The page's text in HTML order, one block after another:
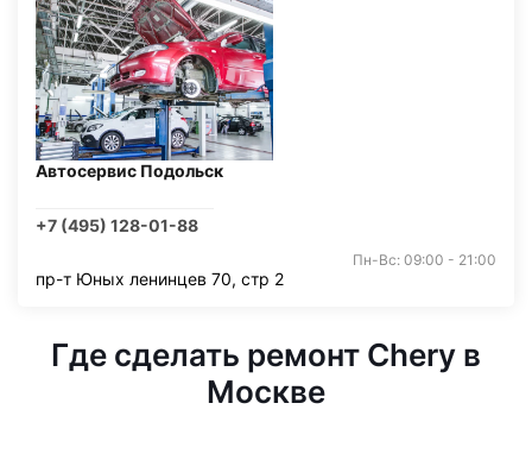
Автосервис Подольск
+7 (495) 128-01-88
Пн-Вс: 09:00 - 21:00
пр-т Юных ленинцев 70, стр 2
Где сделать ремонт Chery в
Москве